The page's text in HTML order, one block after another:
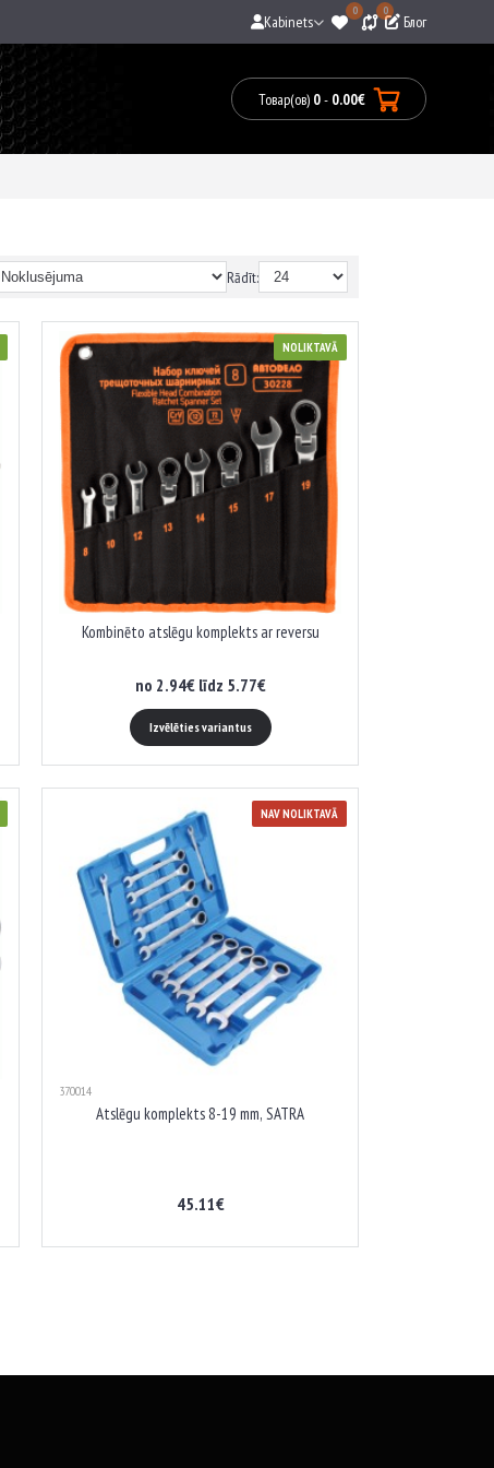
Kabinets
0 0
Блог
Товар(ов) 0- 0.00€
Rādīt:
NOLIKTAVĀ
Kombinēto atslēgu komplekts ar reversu
no 2.94€ līdz 5.77€
Izvēlēties variantus
NAV NOLIKTAVĀ
370014
Atslēgu komplekts 8-19 mm, SATRA
45.11€